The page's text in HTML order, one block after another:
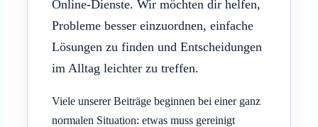
Online-Dienste. Wir möchten dir helfen,
Probleme besser einzuordnen, einfache
Lösungen zu finden und Entscheidungen
im Alltag leichter zu treffen.
Viele unserer Beiträge beginnen bei einer ganz
normalen Situation: etwas muss gereinigt